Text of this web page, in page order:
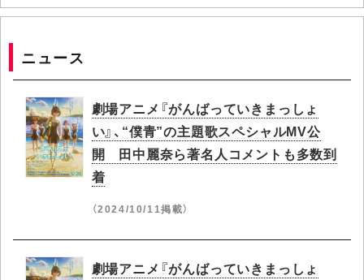
ニュース
劇場アニメ『がんばっていきまっしょ
い』、“僕青”の主題歌スペシャルMV公
開 田中麗奈ら著名人コメントも多数到
着
（2024/10/11掲載）
劇場アニメ『がんばっていきまっしょ